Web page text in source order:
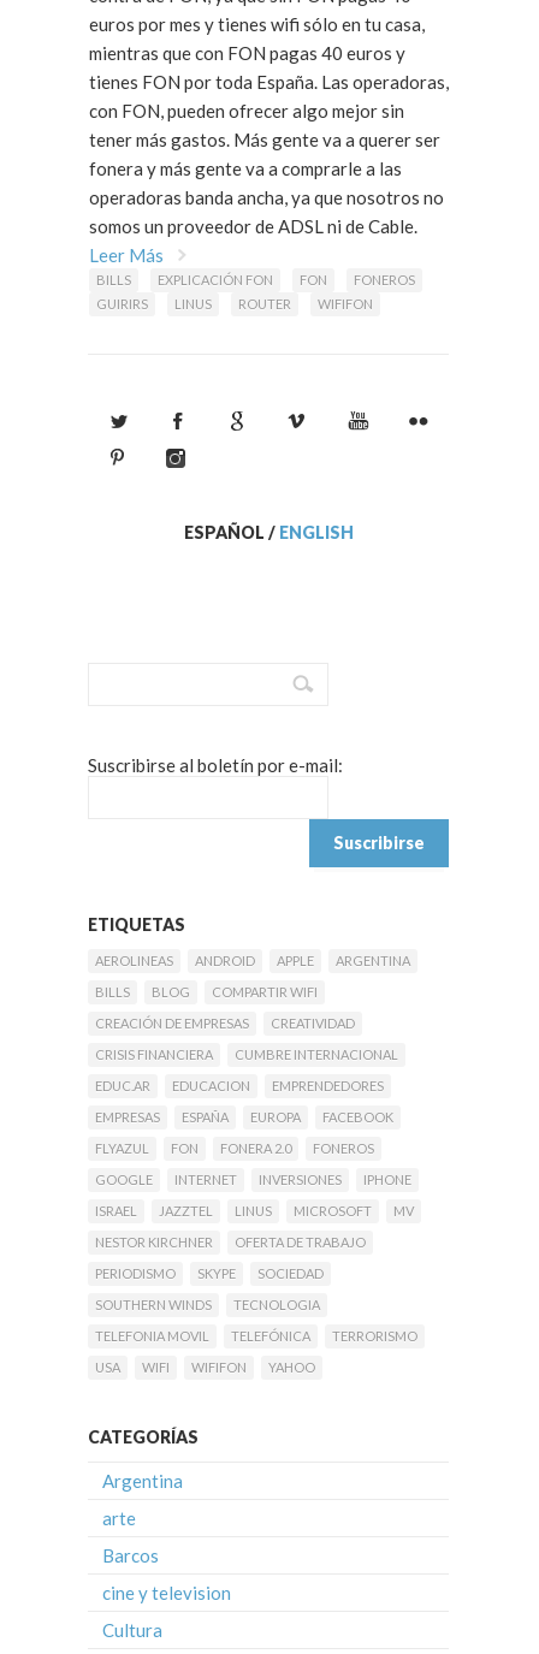
euros por mes y tienes wifi sólo en tu casa,
mientras que con FON pagas 40 euros y
tienes FON por toda España. Las operadoras,
con FON, pueden ofrecer algo mejor sin
tener más gastos. Más gente va a querer ser
fonera y más gente va a comprarle a las
operadoras banda ancha, ya que nosotros no
somos un proveedor de ADSL ni de Cable.
Leer Más
BILLS EXPLICACIÓN FON FON
FONEROS
GUIRIRS
LINUS ROUTER WIFIFON
ESPAÑOL / ENGLISH
Suscribirse al boletín por e-mail:
ETIQUETAS
AEROLINEAS ANDROID APPLE
ARGENTINA
BILLS
BLOG
COMPARTIR WIFI
CREACIÓN DE EMPRESAS
CREATIVIDAD
CRISIS FINANCIERA
CUMBRE INTERNACIONAL
EDUC.AR
EDUCACION
EMPRENDEDORES
EMPRESAS
ESPAÑA EUROPA
FACEBOOK
FLYAZUL
FON FONERA 2.0
FONEROS
GOOGLE
INTERNET INVERSIONES
IPHONE
ISRAEL
JAZZTEL LINUS MICROSOFT
MV
NESTOR KIRCHNER
OFERTA DE TRABAJO
PERIODISMO
SKYPE
SOCIEDAD
SOUTHERN WINDS
TECNOLOGIA
TELEFONIA MOVIL
TELEFÓNICA
TERRORISMO
USA
WIFI WIFIFON YAHOO
CATEGORÍAS
Argentina
arte
Barcos
cine y television
Cultura